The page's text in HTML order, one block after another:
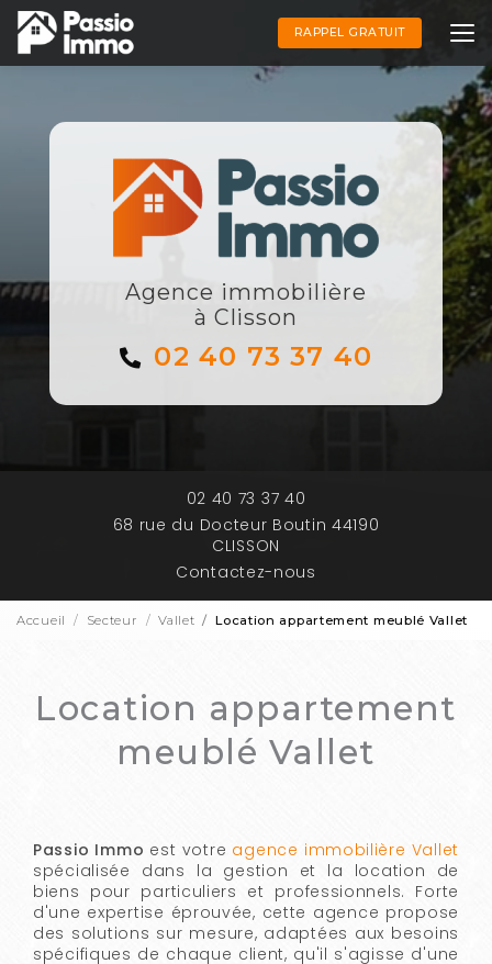
Aller
au
contenu
principal
RAPPEL GRATUIT
Agence immobilière
à Clisson
02 40 73 37 40
02 40 73 37 40
68 rue du Docteur Boutin 44190
CLISSON
Contactez-nous
Accueil Secteur Vallet Location appartement meublé Vallet
Location appartement
meublé Vallet
Passio Immo est votre agence immobilière Vallet
spécialisée dans la gestion et la location de
biens pour particuliers et professionnels. Forte
d'une expertise éprouvée, cette agence propose
des solutions sur mesure, adaptées aux besoins
spécifiques de chaque client, qu'il s'agisse d'une